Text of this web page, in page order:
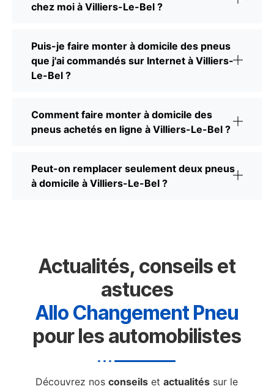
chez moi à Villiers-Le-Bel ?
Puis-je faire monter à domicile des pneus
que j'ai commandés sur Internet à Villiers-
Le-Bel ?
Comment faire monter à domicile des
pneus achetés en ligne à Villiers-Le-Bel ?
Peut-on remplacer seulement deux pneus
à domicile à Villiers-Le-Bel ?
Actualités, conseils et
astuces
Allo Changement Pneu
pour les automobilistes
Découvrez nosconseils etactualités sur le